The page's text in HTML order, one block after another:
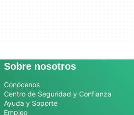
Sobre nosotros
Conócenos
Centro de Seguridad y Confianza
Ayuda y Soporte
Empleo